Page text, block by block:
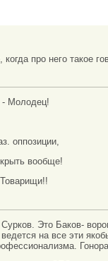
про него такое
Молодец!
оппозиции,
вообще!
Это Баков-
на все эти